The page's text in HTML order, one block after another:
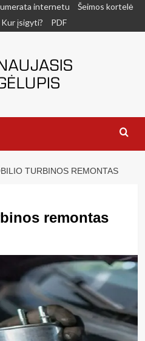
internetu
Šeimos kortelė
Kur įsigyti? PDF
TURBINOS REMONTAS
remontas